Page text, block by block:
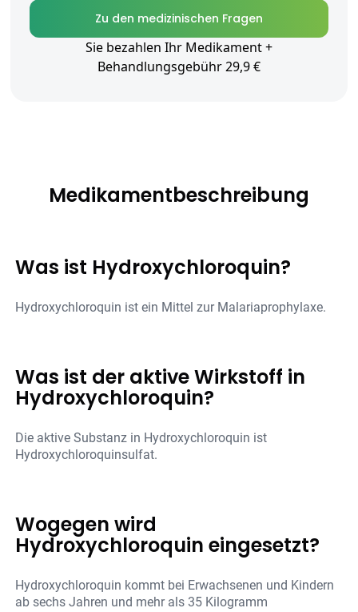
Zu den medizinischen Fragen
Sie bezahlen Ihr Medikament +
Behandlungsgebühr 29,9 €
Medikamentbeschreibung
Was ist Hydroxychloroquin?
Hydroxychloroquin ist ein Mittel zur Malariaprophylaxe.
Was ist der aktive Wirkstoff in
Hydroxychloroquin?
Die aktive Substanz in Hydroxychloroquin ist
Hydroxychloroquinsulfat.
Wogegen wird
Hydroxychloroquin eingesetzt?
Hydroxychloroquin kommt bei Erwachsenen und Kindern
ab sechs Jahren und mehr als 35 Kilogramm